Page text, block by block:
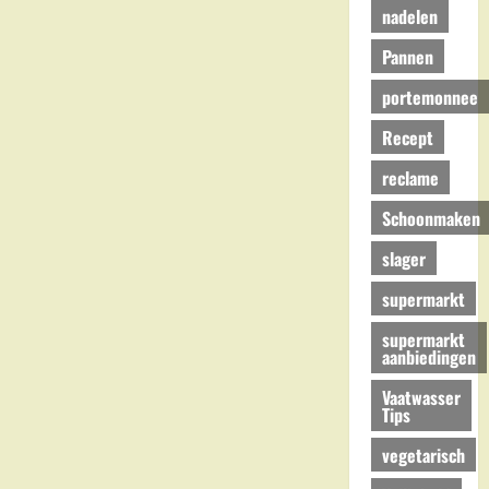
nadelen
Pannen
portemonnee
Recept
reclame
Schoonmaken
slager
supermarkt
supermarkt
aanbiedingen
Vaatwasser
Tips
vegetarisch